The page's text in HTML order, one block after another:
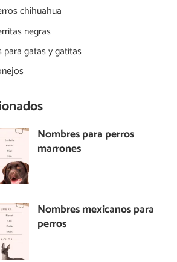
chihuahua
negras
gatas y gatitas
Nombres para perros
marrones
Nombres mexicanos para
perros